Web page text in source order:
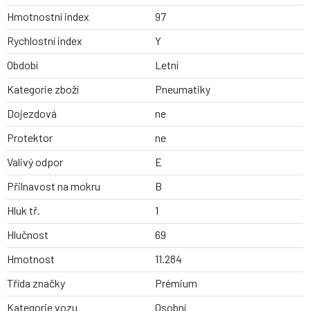
Hmotnostní index
97
Rychlostní index
Y
Období
Letní
Kategorie zboží
Pneumatiky
Dojezdová
ne
Protektor
ne
Valivý odpor
E
Přilnavost na mokru
B
Hluk tř.
1
Hlučnost
69
Hmotnost
11.284
Třída značky
Prémium
Kategorie vozu
Osobní